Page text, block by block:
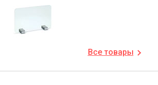
Все товары